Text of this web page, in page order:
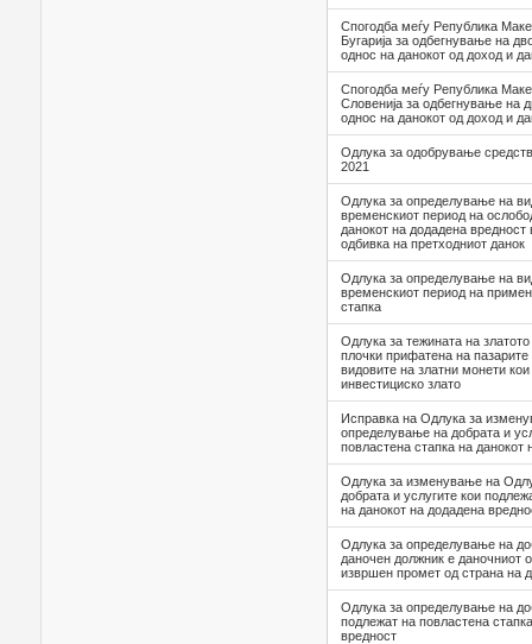
Спогодба меѓу Република
Бугарија за одбегнување на
однос на данокот од доход и
Спогодба меѓу Република
Словенија за одбегнување на
однос на данокот од доход и
Одлука за одобрување
2021
Oдлука за определување на
временскиот период на
данокот на додадена вредност
одбивка на претходниот данок
Oдлука за определување на
временскиот период на
стапка
Oдлука за тежината на
плочки прифатена на
видовите на златни монети
инвестициско злато
Исправка на Одлука за
определување на добрата и
повластена стапка на данокот
Одлука за изменување на
добрата и услугите кои
на данокот на додадена
Одлука за определување нa
даночен должник е даночниот
извршен промет од страна нa
Одлука за определување на
подлежат на повластена
вредност